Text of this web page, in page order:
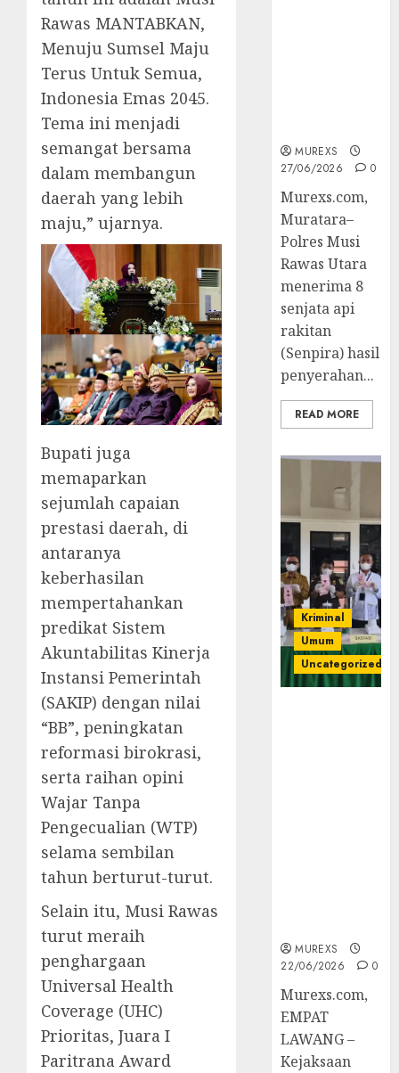
Rawas MANTABKAN,
Menuju Sumsel Maju
Terus Untuk Semua,
Indonesia Emas 2045.
Tema ini menjadi
semangat bersama
dalam membangun
daerah yang lebih
maju,” ujarnya.
‎Bupati juga
memaparkan
sejumlah capaian
prestasi daerah, di
antaranya
keberhasilan
mempertahankan
predikat Sistem
Akuntabilitas Kinerja
Instansi Pemerintah
(SAKIP) dengan nilai
“BB”, peningkatan
reformasi birokrasi,
serta raihan opini
Wajar Tanpa
Pengecualian (WTP)
selama sembilan
tahun berturut-turut.
Selain itu, Musi Rawas
turut meraih
penghargaan
Universal Health
Coverage (UHC)
Prioritas, Juara I
Paritrana Award
MUREXS
27/06/2026
0
Murexs.com,
Muratara–
Polres Musi
Rawas Utara
menerima 8
senjata api
rakitan
(Senpira) hasil
penyerahan...
READ MORE
Kriminal
Umum
Uncategorized
MUREXS
22/06/2026
0
‎Murexs.com,
EMPAT
LAWANG –
Kejaksaan